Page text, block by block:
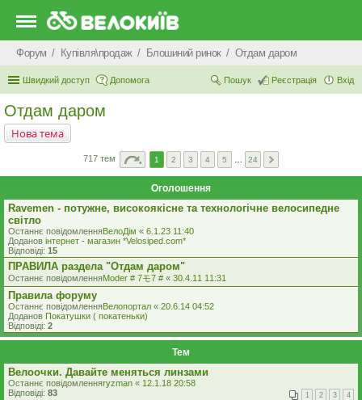
Форум Купівля\продаж Блошиний ринок Отдам даром
Швидкий доступ Допомога Вхід
Реєстрація
Пошук
Отдам даром
Нова тема
717 тем 1 2 3 4 5 24
Оголошення
Ravemen - потужне, високоякісне та технологічне велосипедне
світло
Останнє повідомленняВелоДім « 6.1.23 11:40
Доданов iнтернет - магазин *Velosiped.com*
Відповіді: 15
ПРАВИЛА раздела "Отдам даром"
Останнє повідомленняModer # 7モ7 # « 30.4.11 11:31
Правила форуму
Останнє повідомленняВелопортал « 20.6.14 04:52
Доданов Покатушки ( покатеньки)
Відповіді: 2
Тем
Велоочки. Давайте меняться линзами
Останнє повідомленняryzman « 12.1.18 20:58
Відповіді: 83 1 2 3 4